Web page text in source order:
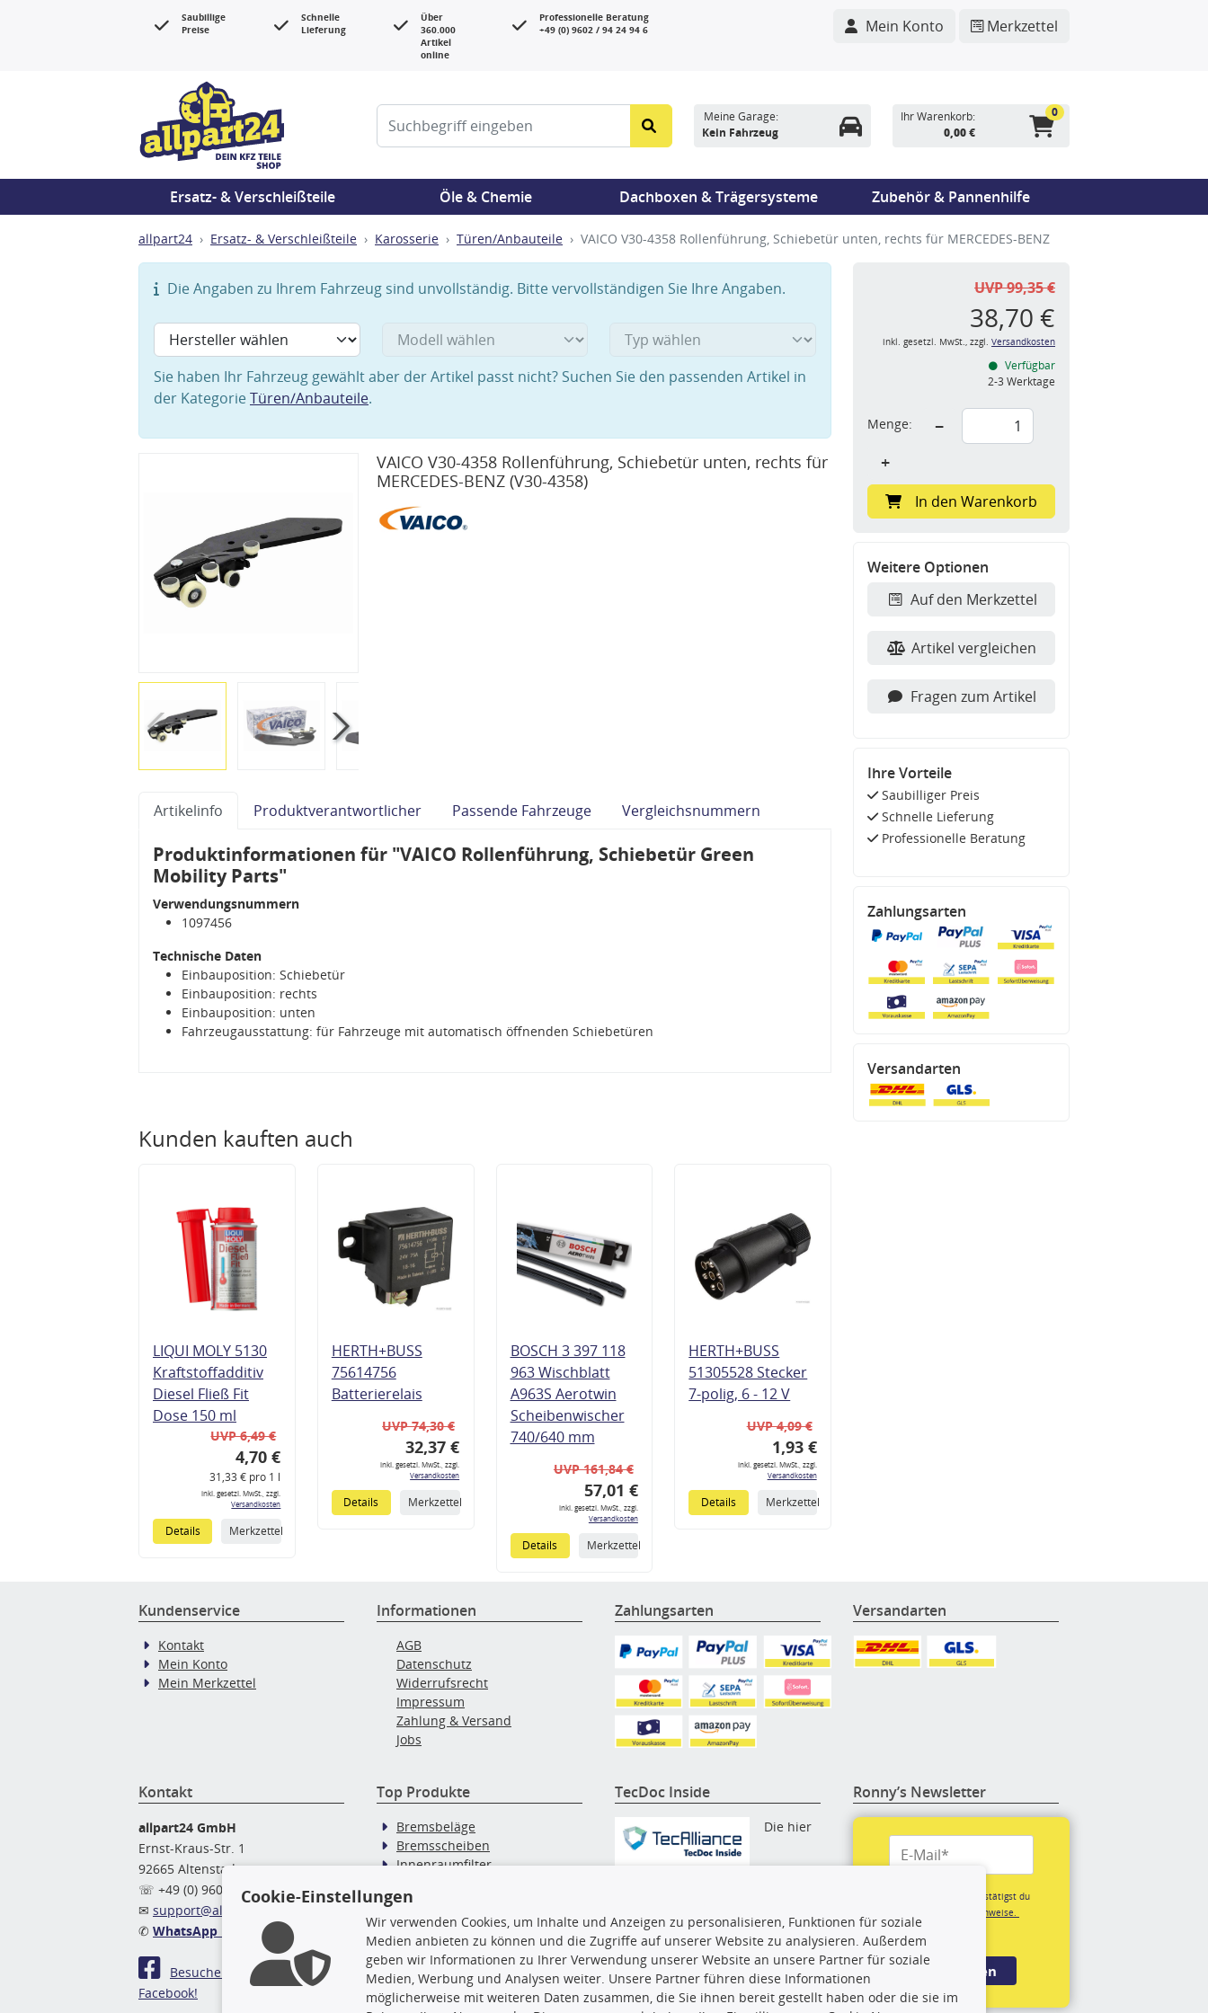
Saubillige
Preise
Schnelle
Lieferung
Über
360.000
Artikel
online
Professionelle Beratung
+49 (0) 9602 / 94 24 94 6
Mein Konto Merkzettel
Meine Garage:
Kein Fahrzeug
Ihr Warenkorb:
0,00 €
0
Ersatz- & Verschleißteile Öle & Chemie Dachboxen & Trägersysteme Zubehör & Pannenhilfe
allpart24 Ersatz- & Verschleißteile Karosserie Türen/Anbauteile VAICO V30-4358 Rollenführung, Schiebetür unten, rechts für MERCEDES-BENZ
Die Angaben zu Ihrem Fahrzeug sind unvollständig. Bitte vervollständigen Sie Ihre Angaben.
Sie haben Ihr Fahrzeug gewählt aber der Artikel passt nicht? Suchen Sie den passenden Artikel in
der KategorieTüren/Anbauteile.
VAICO V30-4358 Rollenführung, Schiebetür unten, rechts für
MERCEDES-BENZ (V30-4358)
Artikelinfo Produktverantwortlicher Passende Fahrzeuge Vergleichsnummern
Produktinformationen für "VAICO Rollenführung, Schiebetür Green
Mobility Parts"
Verwendungsnummern
1097456
Technische Daten
Einbauposition: Schiebetür
Einbauposition: rechts
Einbauposition: unten
Fahrzeugausstattung: für Fahrzeuge mit automatisch öffnenden Schiebetüren
Kunden kauften auch
LIQUI MOLY 5130
Kraftstoffadditiv
Diesel Fließ Fit
Dose 150 ml
UVP 6,49 €
4,70 €
31,33 € pro 1 l
inkl. gesetzl. MwSt., zzgl.
Versandkosten
Details Merkzettel
HERTH+BUSS
75614756
Batterierelais
UVP 74,30 €
32,37 €
inkl. gesetzl. MwSt., zzgl.
Versandkosten
Details Merkzettel
BOSCH 3 397 118
963 Wischblatt
A963S Aerotwin
Scheibenwischer
740/640 mm
UVP 161,84 €
57,01 €
inkl. gesetzl. MwSt., zzgl.
Versandkosten
Details Merkzettel
HERTH+BUSS
51305528 Stecker
7-polig, 6 - 12 V
UVP 4,09 €
1,93 €
inkl. gesetzl. MwSt., zzgl.
Versandkosten
Details Merkzettel
UVP 99,35 €
38,70 €
inkl. gesetzl. MwSt., zzgl. Versandkosten
Verfügbar
2-3 Werktage
Menge:
−
+
In den Warenkorb
Weitere Optionen
Auf den Merkzettel
Artikel vergleichen
Fragen zum Artikel
Ihre Vorteile
Saubilliger Preis
Schnelle Lieferung
Professionelle Beratung
Zahlungsarten
Versandarten
Kundenservice
Kontakt
Mein Konto
Mein Merkzettel
Informationen
AGB
Datenschutz
Widerrufsrecht
Impressum
Zahlung & Versand
Jobs
Zahlungsarten Versandarten
Kontakt
allpart24 GmbH
Ernst-Kraus-Str. 1
92665 Altenstadt
☏ +49 (0) 9602 / 9 42 49 46
✉ support@allpart24.de
✆ WhatsApp Nachricht
Besuchen Sie uns auf
Facebook!
Top Produkte
Bremsbeläge
Bremsscheiben
Innenraumfilter
Wischerblätter
Zündkerzen
TecDoc Inside
Die hier
unterlassen, die Daten oder die
gesamte Datenbank ohne vorherige
Zustimmung TecDocs zu
vervielfältigen, zu verbreiten
und/oder diese Handlungen durch
Ronny’s Newsletter
Mit der Anmeldung bestätigst du
Datenschutzhinweise.
(*Pflichtfeld)
Anmelden
Cookie-Einstellungen
Wir verwenden Cookies, um Inhalte und Anzeigen zu personalisieren, Funktionen für soziale
Medien anbieten zu können und die Zugriffe auf unserer Website zu analysieren. Außerdem
geben wir Informationen zu Ihrer Verwendung unserer Website an unsere Partner für soziale
Medien, Werbung und Analysen weiter. Unsere Partner führen diese Informationen
möglicherweise mit weiteren Daten zusammen, die Sie ihnen bereit gestellt haben oder die sie im